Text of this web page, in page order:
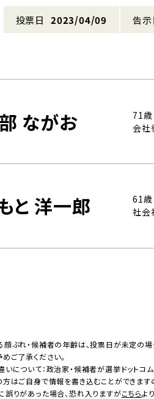
投票日 2023/04/09 告示
ながお
71
会社
と 洋一郎
61歳
社会
ぶれ・候補者の年齢は、投票日が未定の
ご了承ください。
について：政治家・候補者が選挙ドットコ
方はご自身で情報を書き込むことができま
りがあった場合、恐れ入りますがこちらよ